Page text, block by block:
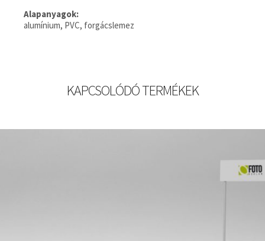
Alapanyagok:
alumínium, PVC, forgácslemez
KAPCSOLÓDÓ TERMÉKEK